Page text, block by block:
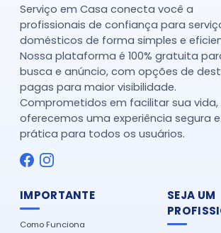
Serviço em Casa conecta você a
profissionais de confiança para
domésticos de forma simples e
Nossa plataforma é 100% gratuita
busca e anúncio, com opções de
pagas para maior visibilidade.
Comprometidos em facilitar sua vida,
oferecemos uma experiência segura e
prática para todos os usuários.
IMPORTANTE
Como Funciona
SEJA UM